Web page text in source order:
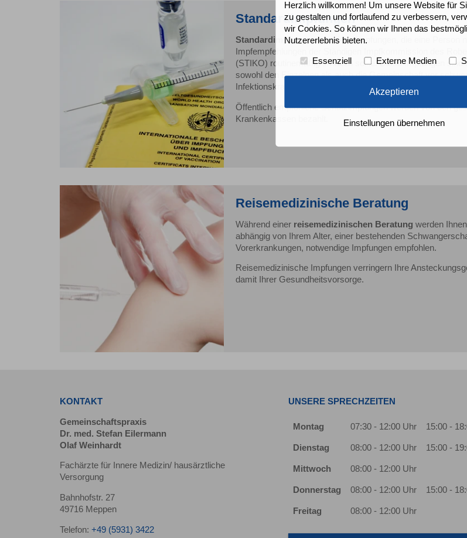
Standardimpfungen
Standardimpfungensind jene Impfungen, die eine Person
Impfempfehlungen der Ständigen Impfkommission des
(STIKO) routinemäßig erhalten sollte. Diese Impfungen sind
sowohl den Einzelnen als auch die Gemeinschaft vor
Infektionskrankheiten zu schützen.
Öffentlich empfohlene Schutzimpfungen werden von den
Krankenkassen bezahlt.
Reisemedizinische Beratung
Während einer reisemedizinischen Beratung werden
abhängig von Ihrem Alter, einer bestehenden
Vorerkrankungen, notwendige Impfungen empfohlen.
Reisemedizinische Impfungen verringern Ihre
damit Ihrer Gesundheitsvorsorge.
KONTAKT
Gemeinschaftspraxis
Dr. med. Stefan Eilermann
Olaf Weinhardt
Fachärzte für Innere Medizin/ hausärztliche
Versorgung
Bahnhofstr. 27
49716 Meppen
Telefon: +49 (5931) 3422
UNSERE SPRECHZEITEN
Montag 07:30 - 12:00 Uhr 15:00 -
Dienstag 08:00 - 12:00 Uhr 15:00 -
Mittwoch 08:00 - 12:00 Uhr
Donnerstag 08:00 - 12:00 Uhr 15:00 -
Freitag 08:00 - 12:00 Uhr
Herzlich willkommen! Um unsere Website für
zu gestalten und fortlaufend zu verbessern,
wir Cookies. So können wir Ihnen das
Nutzererlebnis bieten.
Essenziell Externe Medien
Akzeptieren
Einstellungen übernehmen